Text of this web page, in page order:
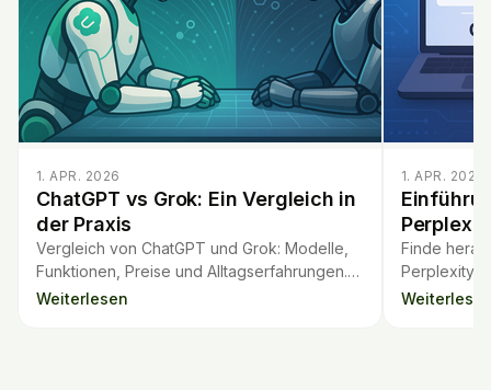
1. APR. 2026
ChatGPT vs Grok: Ein Vergleich in
der Praxis
Vergleich von ChatGPT und Grok: Modelle,
Funktionen, Preise und Alltagserfahrungen.
Finde heraus, welcher KI-Chatbot besser zu
Weiterlesen
1. APR. 2026
Finde
Perplexity
passt.